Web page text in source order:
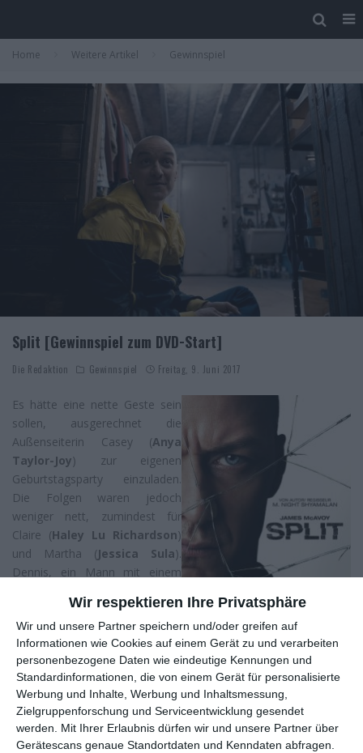
Wir respektieren Ihre Privatsphäre
Wir und unsere Partner speichern und/oder greifen auf
Informationen wie Cookies auf einem Gerät zu und verarbeiten
personenbezogene Daten wie eindeutige Kennungen und
Standardinformationen, die von einem Gerät für personalisierte
Werbung und Inhalte, Werbung und Inhaltsmessung,
Zielgruppenforschung und Serviceentwicklung gesendet
werden. Mit Ihrer Erlaubnis dürfen wir und unsere Partner über
Gerätescans genaue Standortdaten und Kenndaten abfragen.
Home Weitere Artikel Gewinnspiel
Split [Gewinnspiel zum DVD-Start]
Die Redaktion Gewinnspiel Freitag, 9. Juni 2017
Es hätte eine nette Geste sein
sollen, ausgerechnet die
Außenseiterin Casey (Anya
Taylor-Joy) zur eigenen
Geburtstagsparty einzuladen.
Die Folgen waren jedoch
weniger nett, zumindest für
Claire (Haley Lu Richardson)
und Martha (Jessica Sula).
Dennis, ein Mann mit einem
), steigt plötzlich zu
ihnen ins Auto und entführt die
drei Schülerinnen. Oder doch
nicht? Im nächsten Moment steht der Kidnapper in einem ganz
anderen Outfit vor ihnen, scheint jemand ganz anderes
geworden zu sein. Und das ist erst der Anfang, denn der unter
einer vielfach gespaltenen Persönlichkeit leidende Kevin hat
etwas Finsteres mit dem Trio vor.